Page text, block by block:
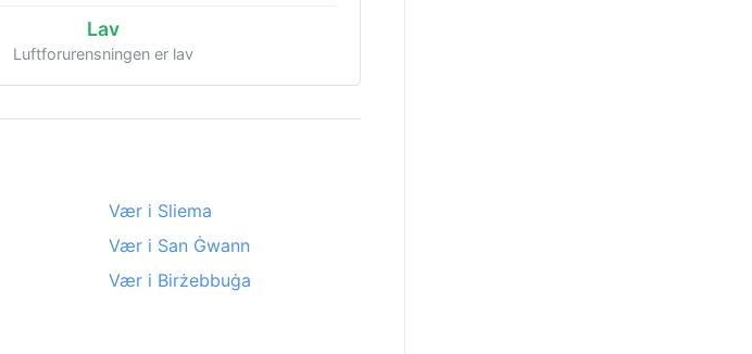
Lav
Luftforurensningen er lav
Vær i Sliema
Vær i San Ġwann
Vær i Birżebbuġa